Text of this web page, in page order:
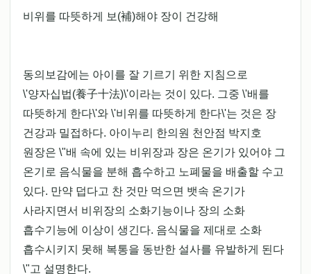
비위를 따뜻하게 보(補)해야 장이 건강해
동의보감에는 아이를 잘 기르기 위한 지침으로
\'양자십법(養子十法)\'이라는 것이 있다. 그중 \'배를
따뜻하게 한다\'와 \'비위를 따뜻하게 한다\'는 것은 장
건강과 밀접하다. 아이누리 한의원 천안점 박지호
원장은 \"배 속에 있는 비위장과 장은 온기가 있어야 그
온기로 음식물을 분해 흡수하고 노폐물을 배출할 수고
있다. 만약 덥다고 찬 것만 먹으면 뱃속 온기가
사라지면서 비위장의 소화기능이나 장의 소화
흡수기능에 이상이 생긴다. 음식물을 제대로 소화
흡수시키지 못해 복통을 동반한 설사를 유발하게 된다
\"고 설명한다.